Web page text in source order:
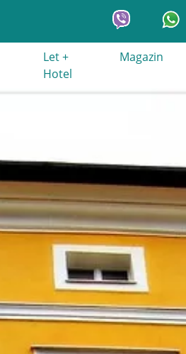
Let +
Hotel
Magazin